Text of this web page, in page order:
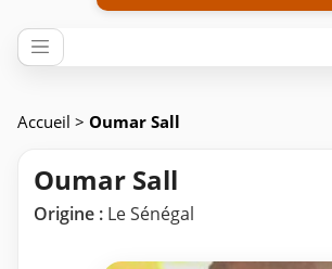
Accueil > Oumar Sall
Oumar Sall
Origine : Le Sénégal